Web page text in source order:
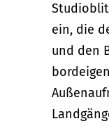
ein, die
und den